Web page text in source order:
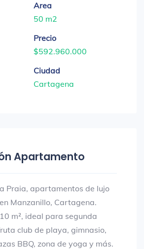
Area
50 m2
Precio
$592.960.000
Ciudad
Cartagena
Apartamento
Praia, apartamentos de lujo
Manzanillo, Cartagena.
m², ideal para segunda
club de playa, gimnasio,
BBQ, zona de yoga y más.